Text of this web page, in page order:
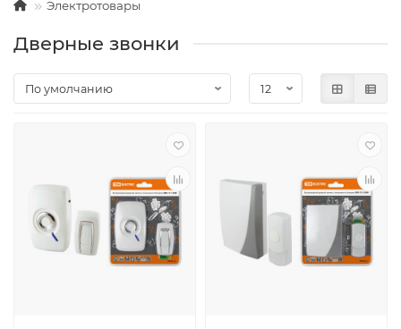
Электротовары
Дверные звонки